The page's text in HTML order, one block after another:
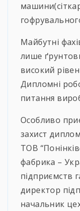
Майбутні
лише
високий
Дипломні
питання
Особливо
захист
ТОВ
фабрика –
підприємств
директор
начальник